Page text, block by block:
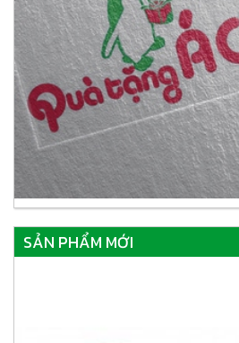
SẢN PHẨM MỚI